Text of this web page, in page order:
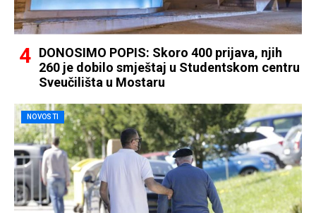
DONOSIMO POPIS: Skoro 400 prijava, njih
260 je dobilo smještaj u Studentskom centru
Sveučilišta u Mostaru
NOVOSTI